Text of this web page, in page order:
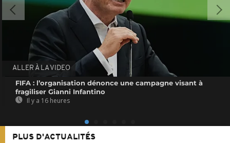
ALLER À LA VIDEO
FIFA : l’organisation dénonce une campagne visant à
fragiliser Gianni Infantino
Il y a 16 heures
PLUS D'ACTUALITÉS